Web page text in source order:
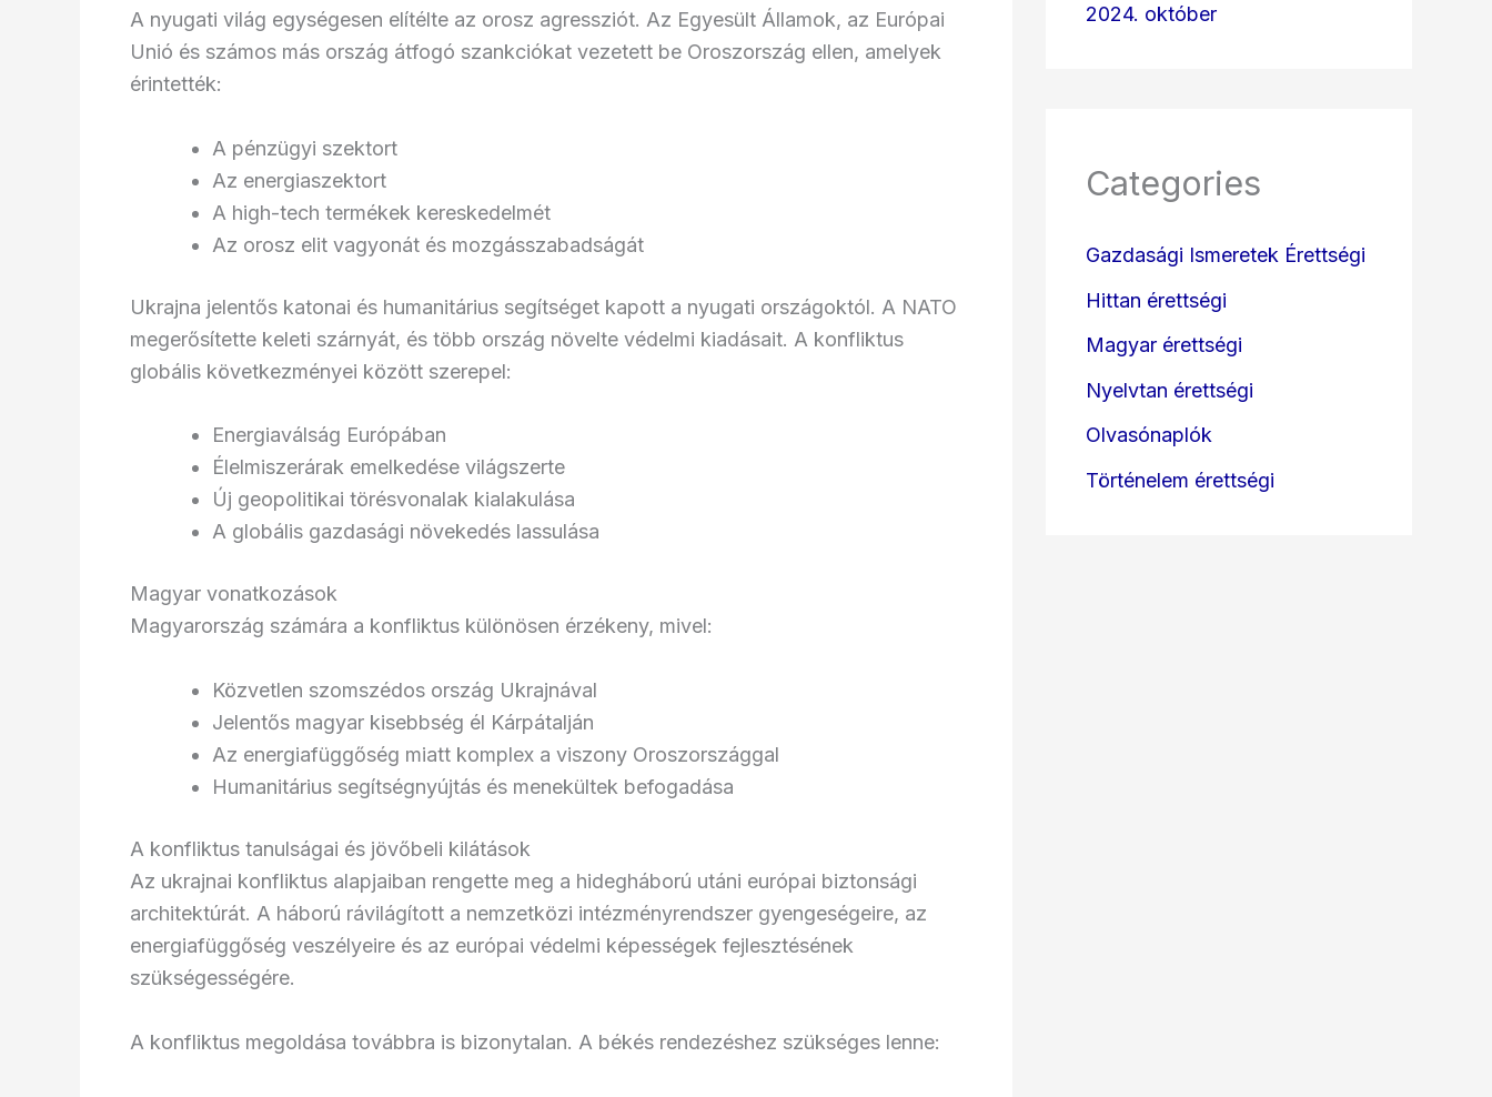
A nyugati világ egységesen elítélte az orosz agressziót. Az Egyesült Államok, az Európai
Unió és számos más ország átfogó szankciókat vezetett be Oroszország ellen, amelyek
érintették:
A pénzügyi szektort
Az energiaszektort
A high-tech termékek kereskedelmét
Az orosz elit vagyonát és mozgásszabadságát
Ukrajna jelentős katonai és humanitárius segítséget kapott a nyugati országoktól. A NATO
megerősítette keleti szárnyát, és több ország növelte védelmi kiadásait. A konfliktus
globális következményei között szerepel:
Energiaválság Európában
Élelmiszerárak emelkedése világszerte
Új geopolitikai törésvonalak kialakulása
A globális gazdasági növekedés lassulása
Magyar vonatkozások
Magyarország számára a konfliktus különösen érzékeny, mivel:
Közvetlen szomszédos ország Ukrajnával
Jelentős magyar kisebbség él Kárpátalján
Az energiafüggőség miatt komplex a viszony Oroszországgal
Humanitárius segítségnyújtás és menekültek befogadása
A konfliktus tanulságai és jövőbeli kilátások
Az ukrajnai konfliktus alapjaiban rengette meg a hidegháború utáni európai biztonsági
architektúrát. A háború rávilágított a nemzetközi intézményrendszer gyengeségeire, az
energiafüggőség veszélyeire és az európai védelmi képességek fejlesztésének
szükségességére.
A konfliktus megoldása továbbra is bizonytalan. A békés rendezéshez szükséges lenne:
2024. október
Categories
Gazdasági Ismeretek Érettségi
Hittan érettségi
Magyar érettségi
Nyelvtan érettségi
Olvasónaplók
Történelem érettségi